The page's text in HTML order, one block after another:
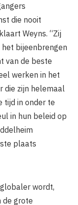
die nooit
Weyns. “Zij
bijeenbrengen
van de beste
werken in het
die zijn helemaal
tijd in onder te
in hun beleid op
plaats
wordt,
de grote